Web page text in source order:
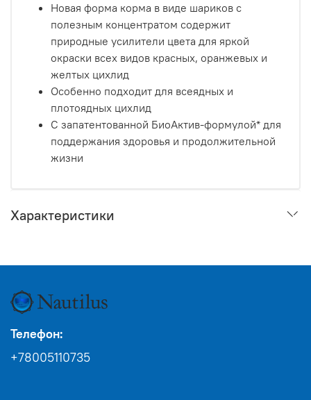
Новая форма корма в виде шариков с
полезным концентратом содержит
природные усилители цвета для яркой
окраски всех видов красных, оранжевых и
желтых цихлид
Особенно подходит для всеядных и
плотоядных цихлид
С запатентованной БиоАктив-формулой* для
поддержания здоровья и продолжительной
жизни
Характеристики
Телефон:
+78005110735